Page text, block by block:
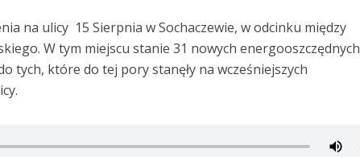
na ulicy 15 Sierpnia w Sochaczewie, w odcinku między
W tym miejscu stanie 31 nowych energooszczędnych
tych, które do tej pory stanęły na wcześniejszych